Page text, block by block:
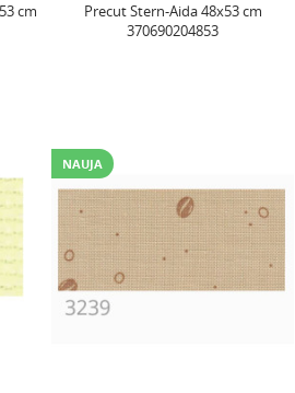
cm
Precut Stern-Aida 48x53 cm
370690204853
NAUJA